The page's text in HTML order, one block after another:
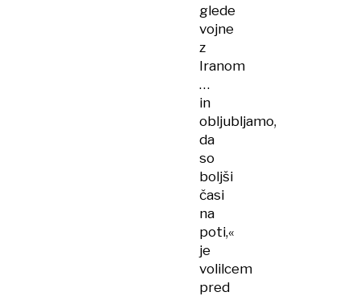
glede
vojne
z
Iranom
…
in
obljubljamo,
da
so
boljši
časi
na
poti,«
je
volilcem
pred